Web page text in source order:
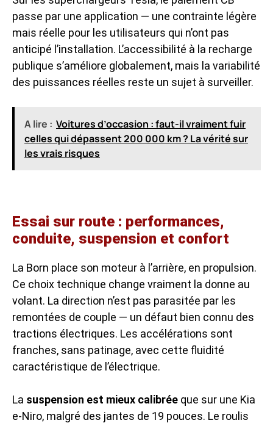
passe par une application — une contrainte légère
mais réelle pour les utilisateurs qui n’ont pas
anticipé l’installation. L’accessibilité à la recharge
publique s’améliore globalement, mais la variabilité
des puissances réelles reste un sujet à surveiller.
A lire : Voitures d’occasion : faut-il vraiment fuir
celles qui dépassent 200 000 km ? La vérité sur
les vrais risques
Essai sur route : performances,
conduite, suspension et confort
La Born place son moteur à l’arrière, en propulsion.
Ce choix technique change vraiment la donne au
volant. La direction n’est pas parasitée par les
remontées de couple — un défaut bien connu des
tractions électriques. Les accélérations sont
franches, sans patinage, avec cette fluidité
caractéristique de l’électrique.
La suspension est mieux calibrée que sur une Kia
e-Niro, malgré des jantes de 19 pouces. Le roulis